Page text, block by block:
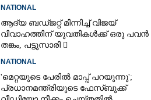
NATIONAL
ആദ്യ ബഡ്ജറ്റ് മിന്നിച്ച് വിജയ്
വിവാഹത്തിന് യുവതികൾക്ക് ഒരു പവൻ
തങ്കം, പട്ടുസാരി 
സൈക്കിൾ
NATIONAL
'മെറ്റയുടെ പേരിൽ മാപ്പ് പറയുന്നു';
പ്രധാനമന്ത്രിയുടെ ഫേസ്‌ബുക്ക്